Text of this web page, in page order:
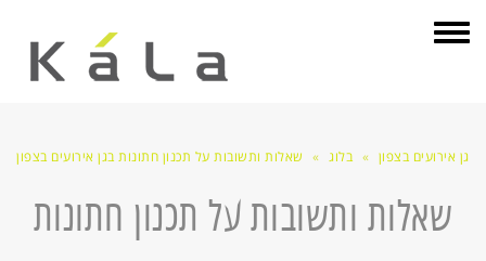
תפריט
גן אירועים בצפון » בלוג » שאלות ותשובות על תכנון חתונות בגן אירועים בצפון
שאלות ותשובות על תכנון חתונות